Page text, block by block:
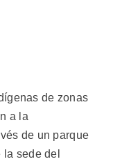
de zonas
a la
de un parque
sede del